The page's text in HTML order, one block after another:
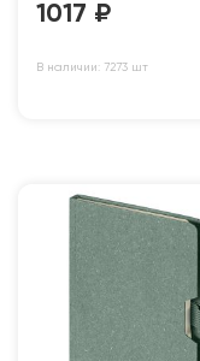
1017 ₽
В наличии: 7273 шт